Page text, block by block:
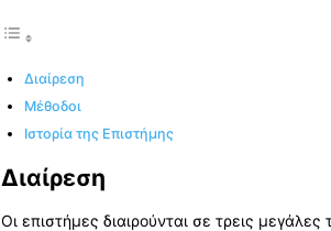
Διαίρεση
Μέθοδοι
Ιστορία της Επιστήμης
Διαίρεση
Οι επιστήμες διαιρούνται σε τρεις μεγάλες